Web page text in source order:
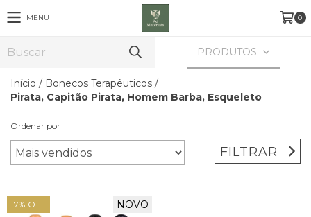
MENU 0
PRODUTOS
Início / Bonecos Terapêuticos /
Pirata, Capitão Pirata, Homem Barba, Esqueleto
Ordenar por
FILTRAR
17% OFF NOVO